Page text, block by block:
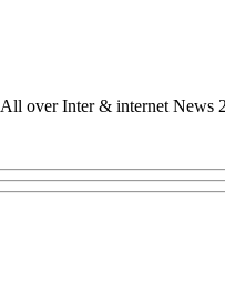
All over Inter & internet News